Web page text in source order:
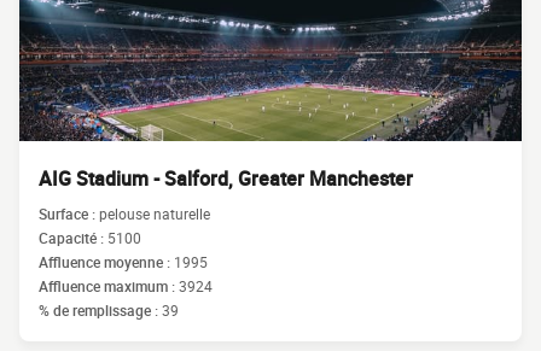
AIG Stadium - Salford, Greater Manchester
Surface :pelouse naturelle
Capacité : 5100
Affluence moyenne : 1995
Affluence maximum :3924
% de remplissage :39